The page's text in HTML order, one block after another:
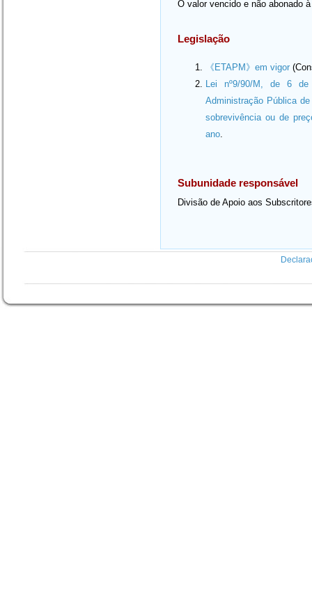
O valor vencido e não abonado
Legislação
《ETAPM》em vigor
Lei nº9/90/M, de 6
Administração Pública
sobrevivência ou de
ano.
Subunidade responsável
Divisão de Apoio aos